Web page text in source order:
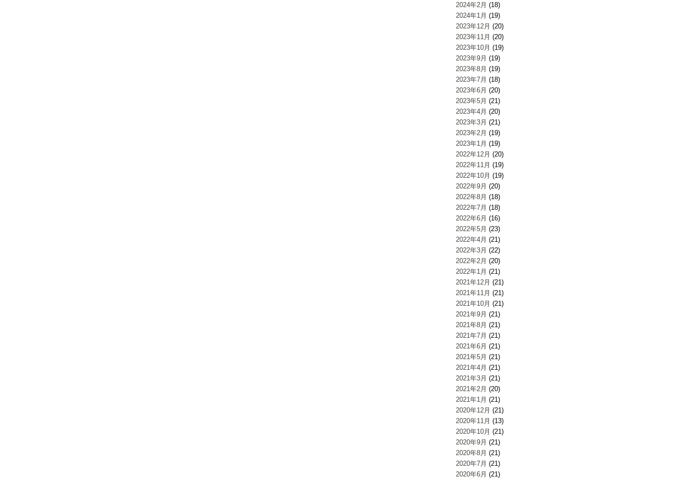
2024年2月 (18)
2024年1月 (19)
2023年12月 (20)
2023年11月 (20)
2023年10月 (19)
2023年9月 (19)
2023年8月 (19)
2023年7月 (18)
2023年6月 (20)
2023年5月 (21)
2023年4月 (20)
2023年3月 (21)
2023年2月 (19)
2023年1月 (19)
2022年12月 (20)
2022年11月 (19)
2022年10月 (19)
2022年9月 (20)
2022年8月 (18)
2022年7月 (18)
2022年6月 (16)
2022年5月 (23)
2022年4月 (21)
2022年3月 (22)
2022年2月 (20)
2022年1月 (21)
2021年12月 (21)
2021年11月 (21)
2021年10月 (21)
2021年9月 (21)
2021年8月 (21)
2021年7月 (21)
2021年6月 (21)
2021年5月 (21)
2021年4月 (21)
2021年3月 (21)
2021年2月 (20)
2021年1月 (21)
2020年12月 (21)
2020年11月 (13)
2020年10月 (21)
2020年9月 (21)
2020年8月 (21)
2020年7月 (21)
2020年6月 (21)